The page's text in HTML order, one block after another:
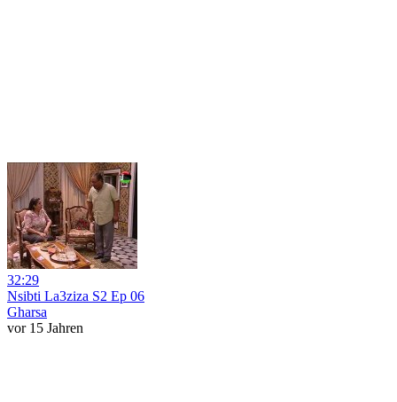
32:29
Nsibti La3ziza S2 Ep 06
Gharsa
vor 15 Jahren